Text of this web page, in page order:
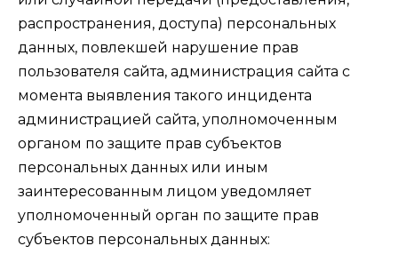
распространения, доступа) персональных
данных, повлекшей нарушение прав
пользователя сайта, администрация сайта с
момента выявления такого инцидента
администрацией сайта, уполномоченным
органом по защите прав субъектов
персональных данных или иным
заинтересованным лицом уведомляет
уполномоченный орган по защите прав
субъектов персональных данных: